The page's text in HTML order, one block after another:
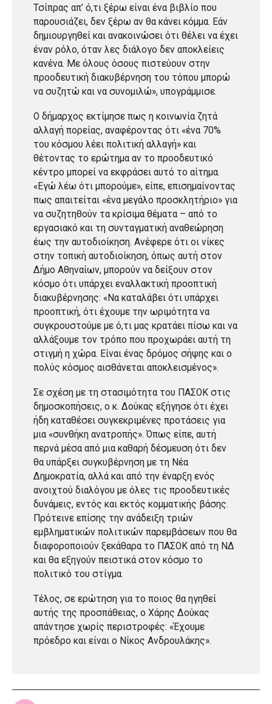
Τσίπρας απ’ ό,τι ξέρω είναι ένα βιβλίο που
παρουσιάζει, δεν ξέρω αν θα κάνει κόμμα. Εάν
δημιουργηθεί και ανακοινώσει ότι θέλει να έχει
έναν ρόλο, όταν λες διάλογο δεν αποκλείεις
κανένα. Με όλους όσους πιστεύουν στην
προοδευτική διακυβέρνηση του τόπου μπορώ
να συζητώ και να συνομιλώ», υπογράμμισε.
Ο δήμαρχος εκτίμησε πως η κοινωνία ζητά
αλλαγή πορείας, αναφέροντας ότι «ένα 70%
του κόσμου λέει πολιτική αλλαγή» και
θέτοντας το ερώτημα αν το προοδευτικό
κέντρο μπορεί να εκφράσει αυτό το αίτημα.
«Εγώ λέω ότι μπορούμε», είπε, επισημαίνοντας
πως απαιτείται «ένα μεγάλο προσκλητήριο» για
να συζητηθούν τα κρίσιμα θέματα – από το
εργασιακό και τη συνταγματική αναθεώρηση
έως την αυτοδιοίκηση. Ανέφερε ότι οι νίκες
στην τοπική αυτοδιοίκηση, όπως αυτή στον
Δήμο Αθηναίων, μπορούν να δείξουν στον
κόσμο ότι υπάρχει εναλλακτική προοπτική
διακυβέρνησης: «Να καταλάβει ότι υπάρχει
προοπτική, ότι έχουμε την ωριμότητα να
συγκρουστούμε με ό,τι μας κρατάει πίσω και να
αλλάξουμε τον τρόπο που προχωράει αυτή τη
στιγμή η χώρα. Είναι ένας δρόμος σήψης και ο
πολύς κόσμος αισθάνεται αποκλεισμένος».
Σε σχέση με τη στασιμότητα του ΠΑΣΟΚ στις
δημοσκοπήσεις, ο κ. Δούκας εξήγησε ότι έχει
ήδη καταθέσει συγκεκριμένες προτάσεις για
μια «συνθήκη ανατροπής». Όπως είπε, αυτή
περνά μέσα από μια καθαρή δέσμευση ότι δεν
θα υπάρξει συγκυβέρνηση με τη Νέα
Δημοκρατία, αλλά και από την έναρξη ενός
ανοιχτού διαλόγου με όλες τις προοδευτικές
δυνάμεις, εντός και εκτός κομματικής βάσης.
Πρότεινε επίσης την ανάδειξη τριών
εμβληματικών πολιτικών παρεμβάσεων που θα
διαφοροποιούν ξεκάθαρα το ΠΑΣΟΚ από τη ΝΔ
και θα εξηγούν πειστικά στον κόσμο το
πολιτικό του στίγμα.
Τέλος, σε ερώτηση για το ποιος θα ηγηθεί
αυτής της προσπάθειας, ο Χάρης Δούκας
απάντησε χωρίς περιστροφές: «Έχουμε
πρόεδρο και είναι ο Νίκος Ανδρουλάκης».